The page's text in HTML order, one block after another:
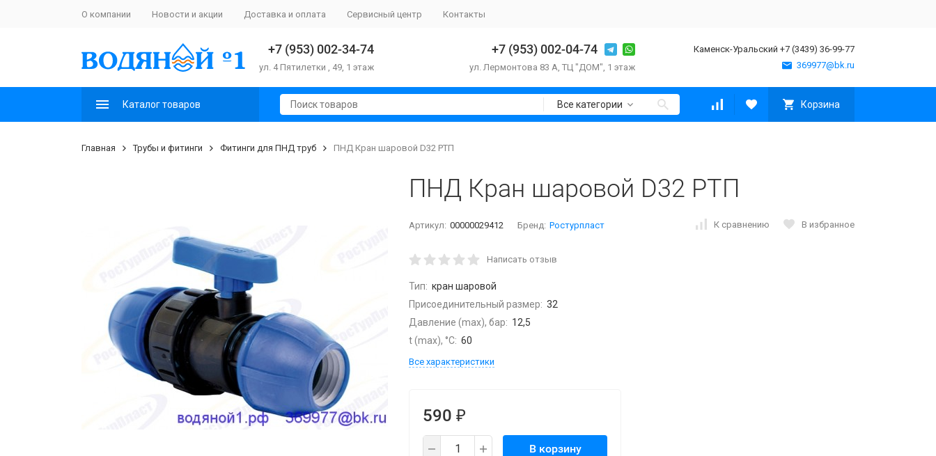
О компании Новости и акции Доставка и оплата Сервисный центр Контакты
+7 (953) 002-34-74
ул. 4 Пятилетки , 49, 1 этаж
+7 (953) 002-04-74
ул. Лермонтова 83 А, ТЦ "ДОМ", 1 этаж
Каменск-Уральский +7 (3439) 36-99-77
369977@bk.ru
Каталог товаров Все категории Корзина
Главная Трубы и фитинги Фитинги для ПНД труб ПНД Кран шаровой D32 РТП
ПНД Кран шаровой D32 РТП
Артикул: 00000029412 Бренд: Ростурпласт К сравнению В избранное
Написать отзыв
Тип: кран шаровой
Присоединительный размер: 32
Давление (max), бар: 12,5
t (max), °С: 60
Все характеристики
590 ₽
В корзину